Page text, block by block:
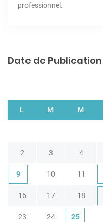
professionnel.
Date de Publication
L M M
2 3 4
9 10 11
16 17 18
23 24 25